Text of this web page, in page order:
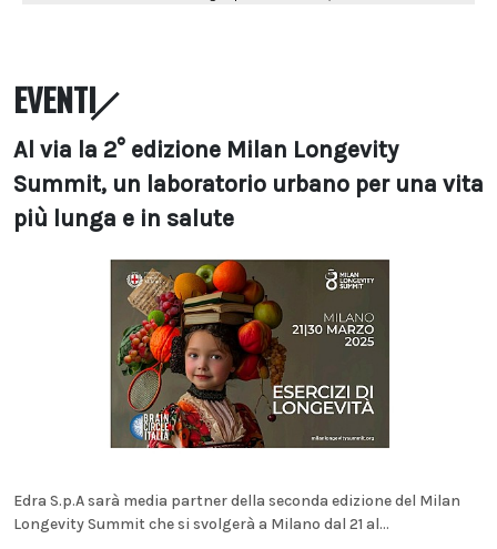
EVENTI
Al via la 2° edizione Milan Longevity
Summit, un laboratorio urbano per una vita
più lunga e in salute
Edra S.p.A sarà media partner della seconda edizione del Milan
Longevity Summit che si svolgerà a Milano dal 21 al...